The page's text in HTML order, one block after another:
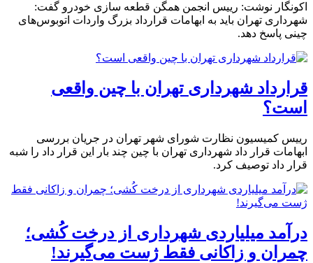
اکونگار نوشت: رییس انجمن همگن قطعه سازی خودرو گفت:
شهرداری تهران باید به ابهامات قرارداد بزرگ واردات اتوبوس‌های
چینی پاسخ دهد.
قرارداد شهرداری تهران با چین واقعی
است؟
رییس کمیسیون نظارت شورای شهر تهران در جریان بررسی
ابهامات قرار داد شهرداری تهران با چین چند بار این قرار داد را شبه
قرار داد توصیف کرد.
درآمد میلیاردی شهرداری از درخت کُشی؛
چمران و زاکانی فقط ژست می‌گیرند!